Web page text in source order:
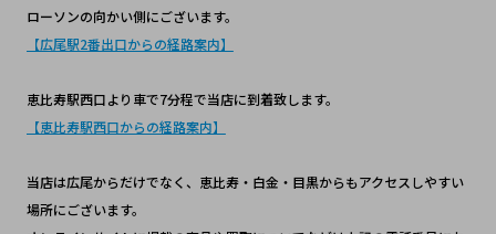
ローソンの向かい側にございます。
【広尾駅2番出口からの経路案内】
恵比寿駅西口より車で7分程で当店に到着致します。
【恵比寿駅西口からの経路案内】
当店は広尾からだけでなく、恵比寿・白金・目黒からもアクセスしやすい
場所にございます。